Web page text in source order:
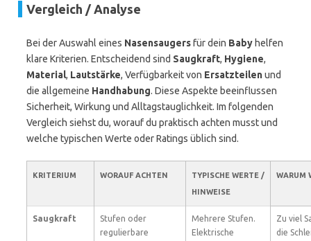
Vergleich / Analyse
Bei der Auswahl eines Nasensaugersfür dein Baby helfen
klare Kriterien. Entscheidend sind Saugkraft, Hygiene,
Material, Lautstärke, Verfügbarkeit von Ersatzteilenund
die allgemeine Handhabung. Diese Aspekte beeinflussen
Sicherheit, Wirkung und Alltagstauglichkeit. Im folgenden
Vergleich siehst du, worauf du praktisch achten musst und
welche typischen Werte oder Ratings üblich sind.
KRITERIUM WORAUF ACHTEN
TYPISCHE WERTE /
HINWEISE
WARUM
Saugkraft
Stufen oder
regulierbare
Mehrere Stufen.
Elektrische
Zu viel
die